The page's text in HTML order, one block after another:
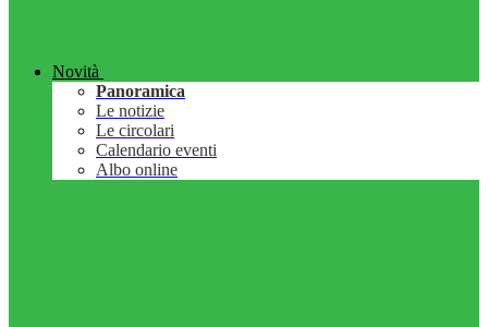
Novità
Panoramica
Le notizie
Le circolari
Calendario eventi
Albo online